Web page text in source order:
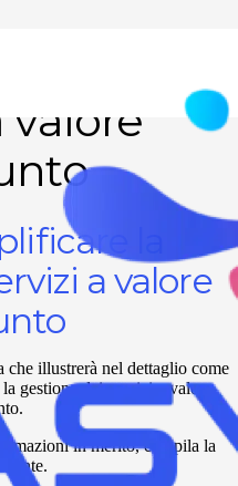
valore
la
a valore
che illustrerà nel dettaglio come
gestione dei servizi a valore
in merito, compila la